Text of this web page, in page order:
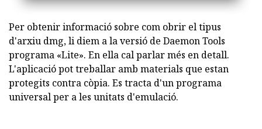
Per obtenir informació sobre com obrir el tipus
d'arxiu dmg, li diem a la versió de Daemon Tools
programa «Lite». En ella cal parlar més en detall.
L'aplicació pot treballar amb materials que estan
protegits contra còpia. Es tracta d'un programa
universal per a les unitats d'emulació.